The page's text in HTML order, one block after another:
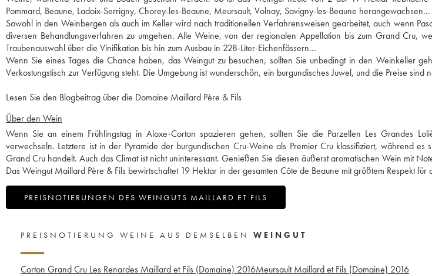
Pommard, Beaune, Ladoix-Serrigny, Chorey-les-Beaune, Meursault, Volnay, Savigny-les-Beaune herangewachsen...
Sowohl in den Weinbergen als auch im Keller wird nach traditionellen Verfahrensweisen gearbeitet, auch wenn
diversen Behandlungsverfahren zu umgehen. Alle Weine, von der regionalen Appellation bis zum Grand Cru,
Traubenauswahl über die Vinifikation bis hin zum Ausbau in 228-Liter-Eichenfässern...
Wenn Sie eines Tages die Chance haben, das Weingut zu besuchen, sollten Sie unbedingt in den Weinkeller
Verkostungstisch zur Verfügung steht. Die Umgebung ist wunderschön, ein burgundisches Juwel, und die Preise sind
Lesen Sie den Blogbeitrag über die Domaine Maillard Père & Fils
Über den Wein
Wenn Sie an einem Frühlingstag in Aloxe-Corton spazieren gehen, sollten Sie die Parzellen Les Grandes
verwechseln. Letztere ist in der Pyramide der burgundischen Cru-Weine als Premier Cru klassifiziert, während
Grand Cru handelt. Auch das Climat ist nicht uninteressant. Genießen Sie diesen äußerst aromatischen Wein mit
Das Weingut Maillard Père & Fils bewirtschaftet 19 Hektar in der gesamten Côte de Beaune mit größtem Respekt für
PREISNOTIERUNGEN DES WEINGUTS MAILLARD ET FILS
PREISNOTIERUNG WEINE AUS DEMSELBEN WEINGUT
Corton Grand Cru Les Renardes Maillard et Fils (Domaine) 2016Meursault Maillard et Fils (Domaine) 2016